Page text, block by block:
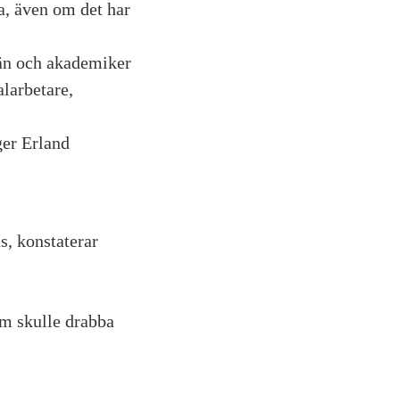
även om det har
och akademiker
Erland
konstaterar
skulle drabba